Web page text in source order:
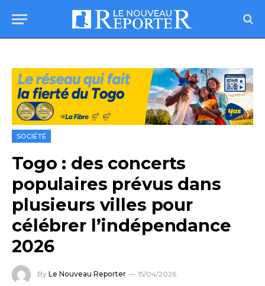
SOCIÉTÉ
Togo : des concerts
populaires prévus dans
plusieurs villes pour
célébrer l’indépendance
2026
By Le Nouveau Reporter
15/04/2026